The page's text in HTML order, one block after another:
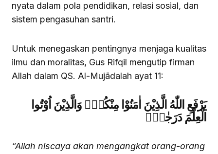
nyata dalam pola pendidikan, relasi sosial, dan
sistem pengasuhan santri.
Untuk menegaskan pentingnya menjaga kualitas
ilmu dan moralitas, Gus Rifqil mengutip firman
Allah dalam QS. Al-Mujādalah ayat 11:
يَرْفَعِ اللّٰهُ الَّذِيْنَ اٰمَنُوْا مِنْكُمْۙ وَالَّذِيْنَ اُوْتُوا
الْعِلْمَ دَرَجٰتٍۗ
“Allah niscaya akan mengangkat orang-orang